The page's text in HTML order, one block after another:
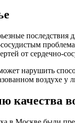
от сердечно-
нарушить
воздухе